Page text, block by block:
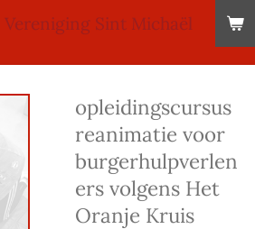
Vereniging Sint Michaël
opleidingscursus
reanimatie voor
burgerhulpverlen
ers volgens Het
Oranje Kruis